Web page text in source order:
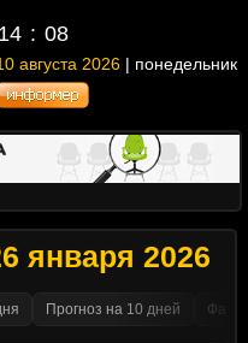
14 08
августа 2026 | понедельник
января 2026
Прогноз на 10 дней